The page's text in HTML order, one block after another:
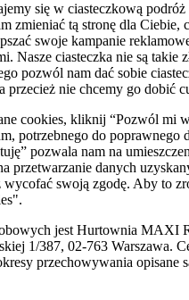
się w ciasteczkową podróż
zmieniać tą stronę dla Ciebie,
swoje kampanie
Nasze ciasteczka nie są takie
pozwól nam dać sobie
przecież nie chcemy go dobić
cookies, kliknij “Pozwól mi
potrzebnego do poprawnego
pozwala nam na
przetwarzanie danych
wycofać swoją zgodę. Aby to
jest Hurtownia MAXI
1/387, 02-763 Warszawa.
przechowywania opisane